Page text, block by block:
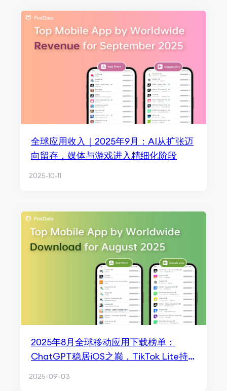
全球应用收入｜2025年9月：AI从扩张迈
向留存，媒体与游戏进入精细化阶段
2025-10-11
2025年8月全球移动应用下载榜单：
ChatGPT稳居iOS之巅，TikTok Lite持
2025-09-03